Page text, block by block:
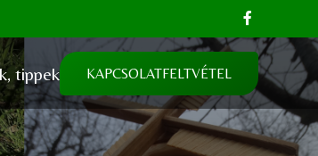
tippek KAPCSOLATFELTVÉTEL